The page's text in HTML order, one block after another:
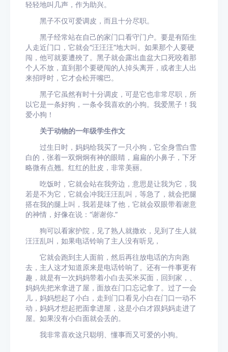
轻轻地叫几声，作为助兴。
黑子不仅可爱调皮，而且十分尽职。
黑子经常站在自己的家门口看守门户。要是有陌生
人走近门口，它就会“汪汪汪”地大叫。如果那个人要硬
闯，他可就要遭殃了。黑子就会露出血盆大口死咬着那
个人不放，直到那个要硬闯的人掉头离开，或者主人出
来招呼时，它才会松开嘴巴。
黑子它虽然有时十分调皮，可是它也非常尽职，所
以它是一条好狗，一条令我喜欢的小狗。我爱黑子！我
爱小狗！
关于动物的一年级学生作文
过生日时，妈妈给我买了一只小狗，它全身雪白雪
白的，张着一双炯炯有神的眼睛，扁扁的小鼻子，下牙
略微有点翘。红红的肚皮，非常美丽。
吃饭时，它就会站在我旁边，意思是让我为它，我
若是不为它，它就会冲我汪汪乱叫，等急了，就会把腿
搭在我的腿上叫，我若是味了他，它就会双眼带着谢意
的神情，好像在说：“谢谢你.”
狗可以看家护院，见了熟人就撒欢，见到了生人就
汪汪乱叫，如果电话铃响了主人没有听见，
它就会跑到主人面前，然后再往放电话的方向跑
去，主人这才知道原来是电话铃响了。还有一件事更有
趣，就是有一次妈妈带着小白去买米买面，回到家，、
妈妈先把米拿进了屋，面放在门口忘记拿了。过了一会
儿，妈妈想起了小白，走到门口看见小白在门口一动不
动，妈妈才想起把面拿进屋，这是小白才跟妈妈走进了
屋。如果没有小白面就会丢的。
我非常喜欢这只聪明、懂事而又可爱的小狗。